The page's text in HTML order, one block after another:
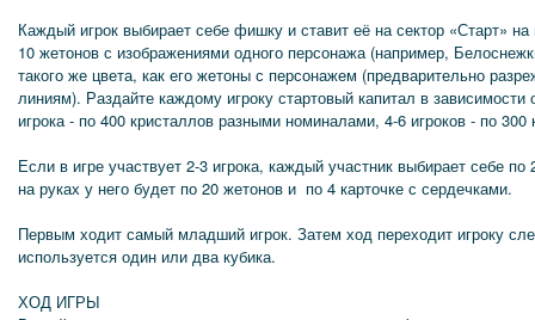
Каждый игрок выбирает себе фишку и ставит её на сектор «Старт»
10 жетонов с изображениями одного персонажа (например,
такого же цвета, как его жетоны с персонажем (предварительно
линиям). Раздайте каждому игроку стартовый капитал в зависимости
игрока - по 400 кристаллов разными номиналами, 4-6 игроков - по 300
Если в игре участвует 2-3 игрока, каждый участник выбирает себе
на руках у него будет по 20 жетонов и по 4 карточке с сердечками.
Первым ходит самый младший игрок. Затем ход переходит игроку
используется один или два кубика.
ХОД ИГРЫ